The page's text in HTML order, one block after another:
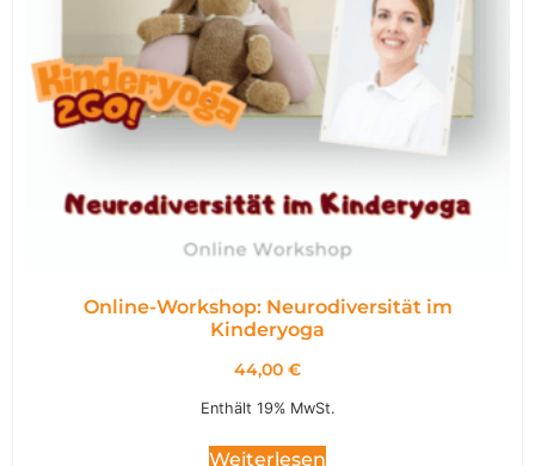
Online-Workshop: Neurodiversität im
Kinderyoga
44,00 €
Enthält 19% MwSt.
Weiterlesen